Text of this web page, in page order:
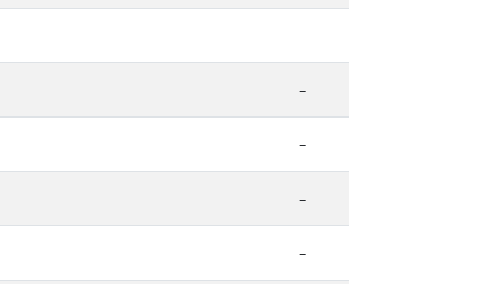
-
-
-
-